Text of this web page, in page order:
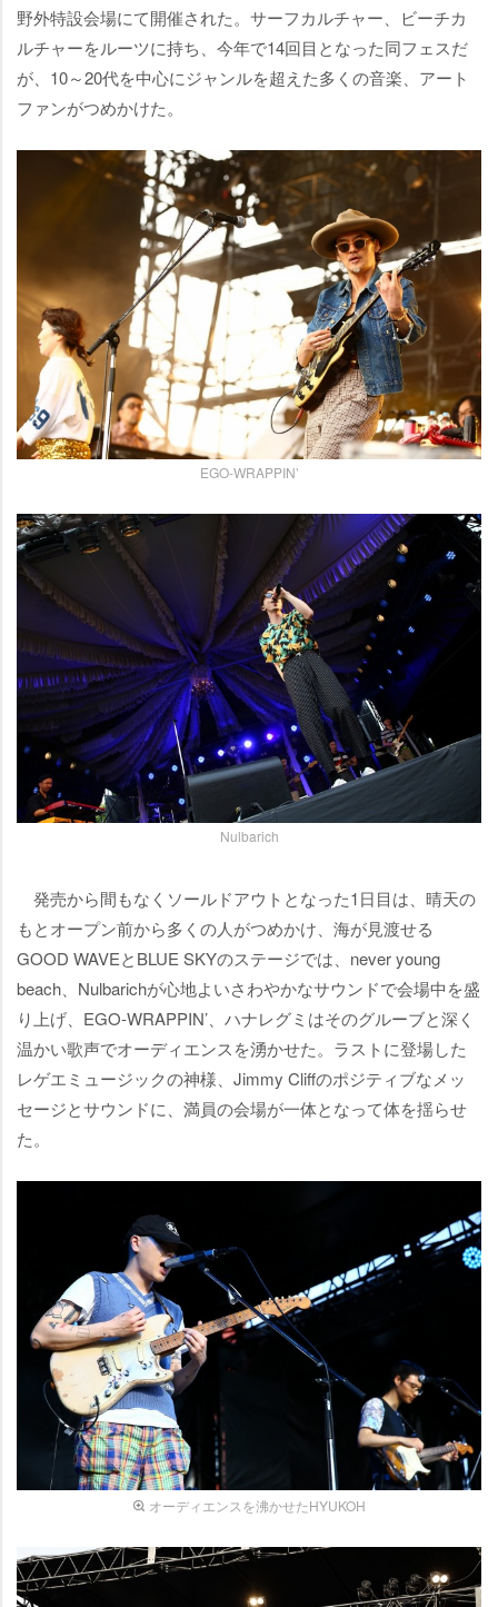
野外特設会場にて開催された。サーフカルチャー、ビーチカ
ルチャーをルーツに持ち、今年で14回目となった同フェスだ
が、10～20代を中心にジャンルを超えた多くの音楽、アート
ファンがつめかけた。
EGO-WRAPPIN’
Nulbarich
発売から間もなくソールドアウトとなった1日目は、晴天の
もとオープン前から多くの人がつめかけ、海が見渡せる
GOOD WAVEとBLUE SKYのステージでは、never young
beach、Nulbarichが心地よいさわやかなサウンドで会場中を盛
り上げ、EGO-WRAPPIN’、ハナレグミはそのグルーブと深く
温かい歌声でオーディエンスを湧かせた。ラストに登場した
レゲエミュージックの神様、Jimmy Cliffのポジティブなメッ
セージとサウンドに、満員の会場が一体となって体を揺らせ
た。
オーディエンスを沸かせたHYUKOH